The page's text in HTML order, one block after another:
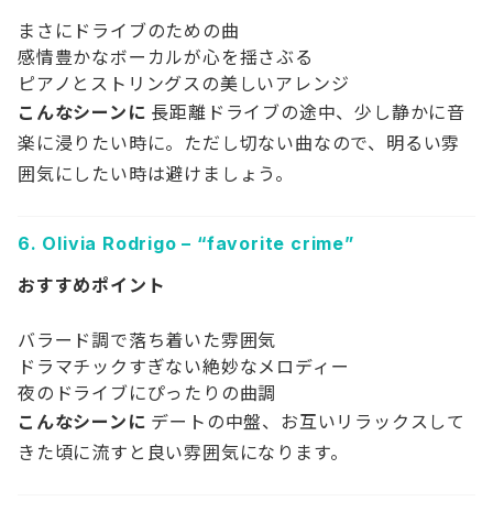
まさにドライブのための曲
感情豊かなボーカルが心を揺さぶる
ピアノとストリングスの美しいアレンジ
こんなシーンに 長距離ドライブの途中、少し静かに音
楽に浸りたい時に。ただし切ない曲なので、明るい雰
囲気にしたい時は避けましょう。
6. Olivia Rodrigo – “favorite crime”
おすすめポイント
バラード調で落ち着いた雰囲気
ドラマチックすぎない絶妙なメロディー
夜のドライブにぴったりの曲調
こんなシーンに デートの中盤、お互いリラックスして
きた頃に流すと良い雰囲気になります。